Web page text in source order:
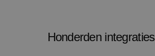
Honderden integraties